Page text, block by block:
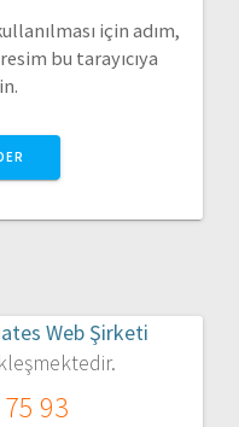
için adım,
bu tarayıcıya
Web Şirketi
93